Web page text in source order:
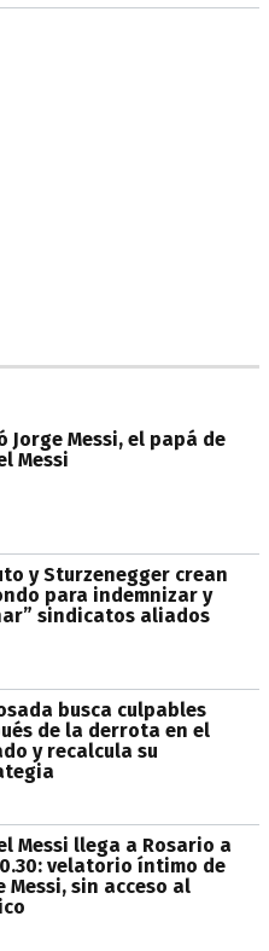
Jorge Messi, el papá de
Messi
y Sturzenegger crean
para indemnizar y
sindicatos aliados
busca culpables
de la derrota en el
y recalcula su
Messi llega a Rosario a
velatorio íntimo de
Messi, sin acceso al